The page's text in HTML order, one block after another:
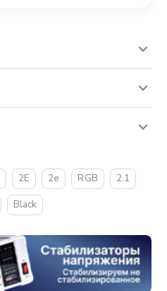
2E 2е RGB
2.1
Black